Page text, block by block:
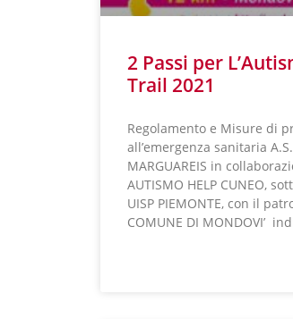
2 Passi per
Trail 2021
Regolamento e Misure di
all’emergenza sanitaria
MARGUAREIS in
AUTISMO HELP CUNEO,
UISP PIEMONTE, con il
COMUNE DI MONDOVI’